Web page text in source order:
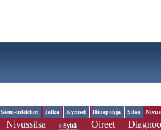
Sieni-infektiot Jalka Kynnet Hiuspohja Silsa
Nivussilsa Syitä Oireet